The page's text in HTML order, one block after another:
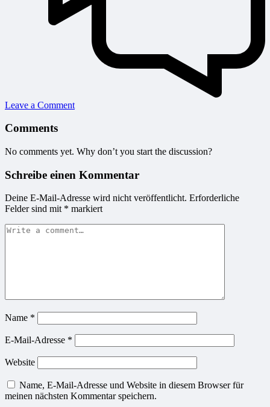
Leave a Comment
Comments
No comments yet. Why don’t you start the discussion?
Schreibe einen Kommentar
Deine E-Mail-Adresse wird nicht veröffentlicht. Erforderliche
Felder sind mit * markiert
Name *
E-Mail-Adresse *
Website
Name, E-Mail-Adresse und Website in diesem Browser für
meinen nächsten Kommentar speichern.